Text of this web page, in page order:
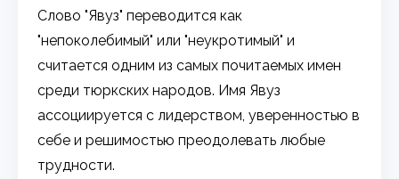
Слово "Явуз" переводится как
"непоколебимый" или "неукротимый" и
считается одним из самых почитаемых имен
среди тюркских народов. Имя Явуз
ассоциируется с лидерством, уверенностью в
себе и решимостью преодолевать любые
трудности.